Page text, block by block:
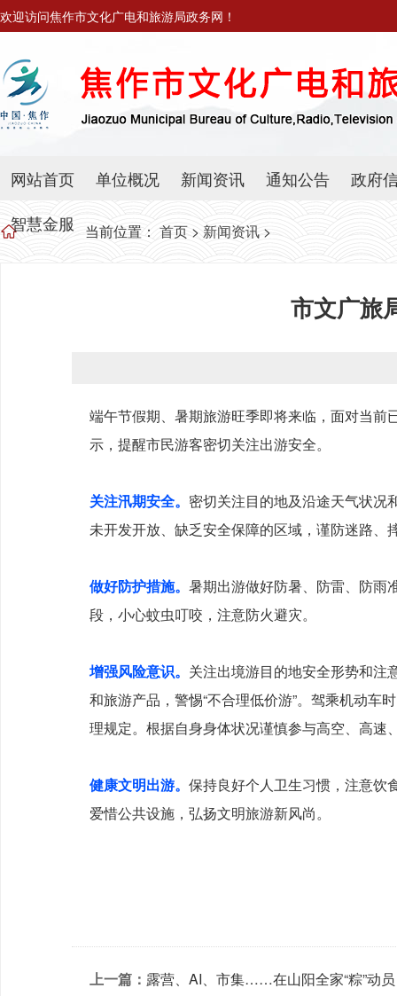
欢迎访问焦作市文化广电和旅游局政务网！
网站首页 单位概况 新闻资讯 通知公告
政府
智慧金服
当前位置： 首页> 新闻资讯 >
市文广旅
端午节假期、暑期旅游旺季即将来临，面对当
示，提醒市民游客密切关注出游安全。
关注汛期安全。 密切关注目的地及沿途天气状况
未开发开放、缺乏安全保障的区域，谨防迷路、
做好防护措施。 暑期出游做好防暑、防雷、防雨
段，小心蚊虫叮咬，注意防火避灾。
增强风险意识。 关注出境游目的地安全形势和注
和旅游产品，警惕“不合理低价游”。驾乘机动
理规定。根据自身身体状况谨慎参与高空、高速
健康文明出游。 保持良好个人卫生习惯，注意饮
爱惜公共设施，弘扬文明旅游新风尚。
上一篇： 露营、AI、市集……在山阳全家“粽”动